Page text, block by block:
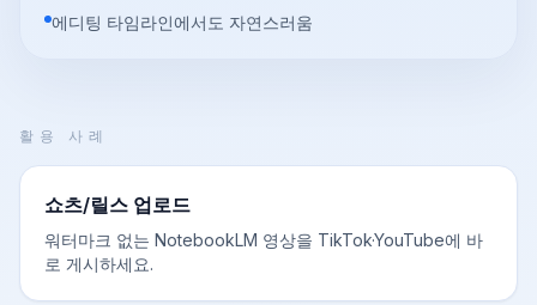
에디팅 타임라인에서도 자연스러움
활용 사례
쇼츠/릴스 업로드
워터마크 없는 NotebookLM 영상을 TikTok·YouTube에 바
로 게시하세요.